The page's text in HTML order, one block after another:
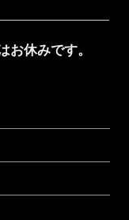
お休みです。